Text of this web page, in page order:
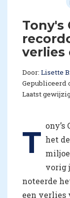
Tony's
verlies
Door: Lisette
Gepubliceerd
Laatst
T het
vorig
noteerde
een verlies